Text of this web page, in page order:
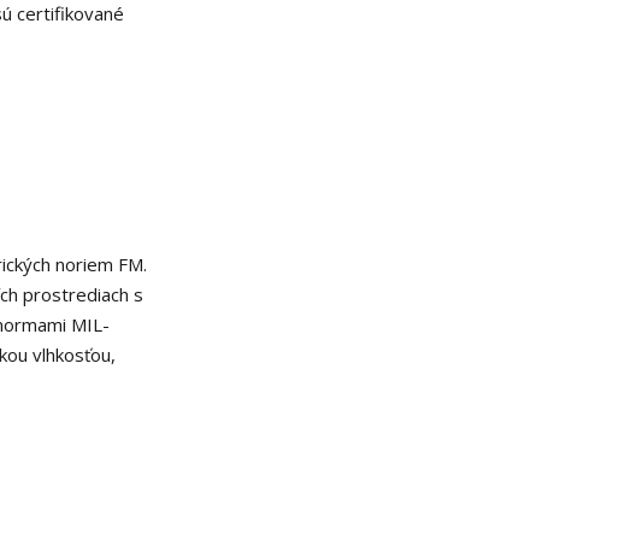
certifikované
noriem FM.
prostrediach s
MIL-
vlhkosťou,